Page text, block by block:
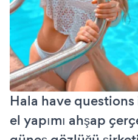
Hala have
el yapımı ahşap